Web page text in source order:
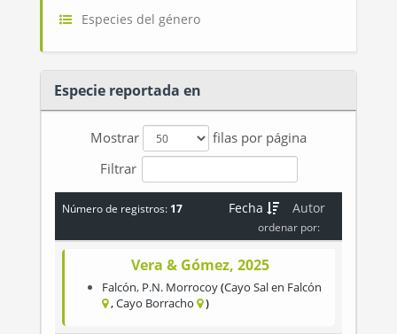
Especies del género
Especie reportada en
Mostrar
filas por página
Filtrar
Número de registros: 17 Autor
Fecha
ordenar por:
Vera & Gómez, 2025
Falcón, P.N. Morrocoy Cayo Sal en Falcón
Cayo Borracho